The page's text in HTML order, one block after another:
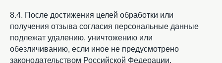
8.4. После достижения целей обработки или
получения отзыва согласия персональные данные
подлежат удалению, уничтожению или
обезличиванию, если иное не предусмотрено
законодательством Российской Федерации.